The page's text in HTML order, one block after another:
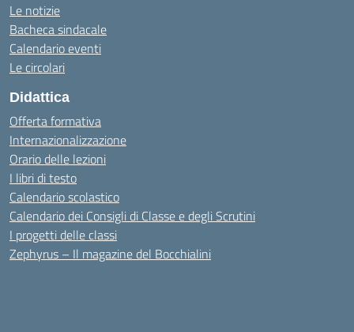
Le notizie
Bacheca sindacale
Calendario eventi
Le circolari
Didattica
Offerta formativa
Internazionalizzazione
Orario delle lezioni
I libri di testo
Calendario scolastico
Calendario dei Consigli di Classe e degli Scrutini
I progetti delle classi
Zephyrus – Il magazine del Bocchialini